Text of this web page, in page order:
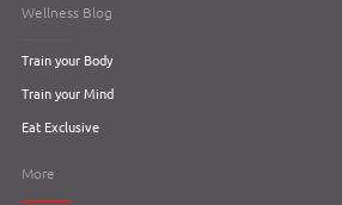
Wellness Blog
Train your Body
Train your Mind
Eat Exclusive
More